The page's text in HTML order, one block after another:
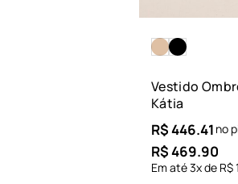
Vestido
Kátia
R$446.41 no
R$469.90
Em até3x de R$